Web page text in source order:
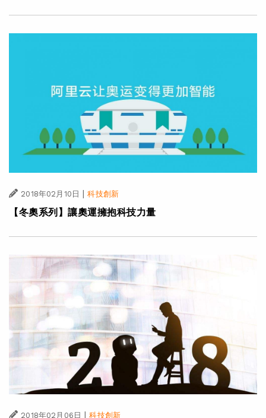
2018年02月10日 | 科技創新
【冬奧系列】讓奧運擁抱科技力量
2018年02月06日 | 科技創新